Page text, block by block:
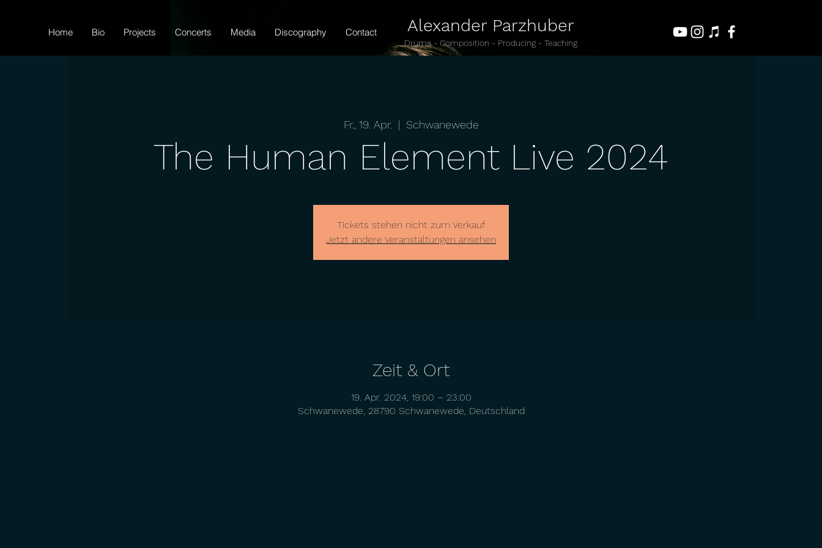
Home Bio Projects Concerts Media Discography Contact Alexander Parzhuber
Drums - Composition - Producing - Teaching
Fr., 19. Apr.
  |
Schwanewede
The Human Element Live 2024
Tickets stehen nicht zum Verkauf
Jetzt andere Veranstaltungen ansehen
Zeit & Ort
19. Apr. 2024, 19:00 – 23:00
Schwanewede, 28790 Schwanewede, Deutschland